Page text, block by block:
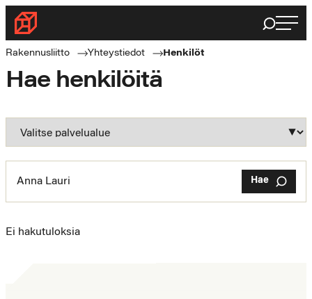
Rakennusliitto
Rakennusalan
puolella
Haku
Rakennusliitto Yhteystiedot Henkilöt
Hae henkilöitä
Hae
Ei hakutuloksia